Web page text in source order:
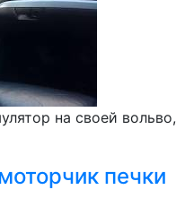
на своей вольво,
печки